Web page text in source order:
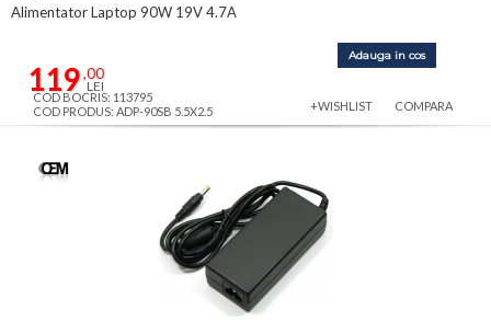
Alimentator Laptop 90W 19V 4.7A
119,00
LEI
Adauga in cos
COD BOCRIS: 113795
COD PRODUS: ADP-90SB 5.5X2.5
+WISHLIST COMPARA